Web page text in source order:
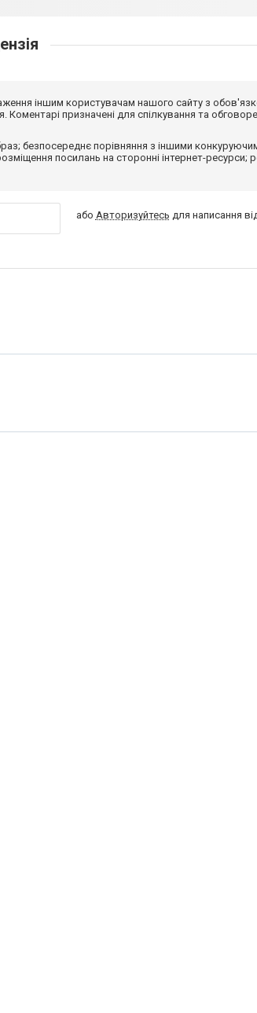
іншим користувачам нашого сайту з
призначені для спілкування та
безпосереднє порівняння з іншими
посилань на сторонні інтернет-ресурси;
або Авторизуйтесь для написання